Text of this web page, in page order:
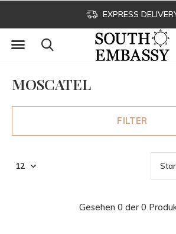
EXPRESS
MOSCATEL
FILTER
Gesehen 0 der 0